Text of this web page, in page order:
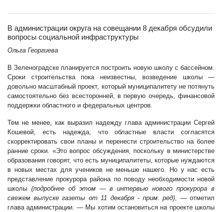
В администрации округа на совещании 8 декабря обсудили
вопросы социальной инфраструктуры
Ольга Георгиева
В Зеленоградске планируется построить новую школу с бассейном.
Сроки строительства пока неизвестны, возведение школы —
довольно масштабный проект, который муниципалитету не потянуть
самостоятельно без всесторонней, в первую очередь, финансовой
поддержки областного и федеральных центров.
Тем не менее, как выразил надежду глава администрации Сергей
Кошевой, есть надежда, что областные власти согласятся
скорректировать свои планы и перенести строительство на более
ранние сроки. «Это вопрос обсуждения, поскольку в министерстве
образования говорят, что есть муниципалитеты, которые нуждаются
в новых местах для учеников не меньше нашего. Но у нас есть
представление прокурора района по поводу необходимости новой
школы (подробнее об этом — в интервью нового прокурора в
свежем выпуске газеты от 11 декабря - прим. ред) , — отметил
глава администрации. — Мы хотим остановиться на проекте школы